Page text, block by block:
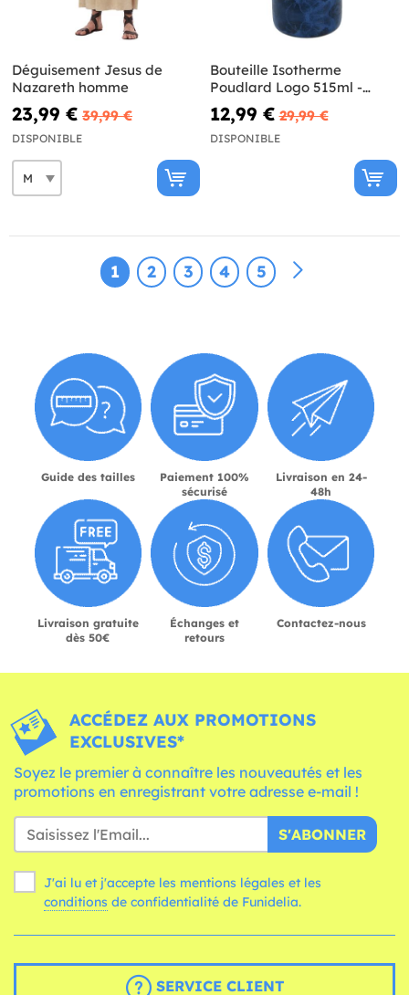
Déguisement Jesus de
Nazareth homme
23,99 € 39,99 €
DISPONIBLE
Bouteille Isotherme
Poudlard Logo 515ml -
Harry Potter
12,99 € 29,99 €
DISPONIBLE
1 2 3 4 5
Guide des tailles
Paiement 100%
sécurisé
Livraison en 24-
48h
Livraison gratuite
dès 50€
Échanges et
retours
Contactez-nous
ACCÉDEZ AUX PROMOTIONS
EXCLUSIVES*
Soyez le premier à connaître les nouveautés et les
promotions en enregistrant votre adresse e-mail !
S'ABONNER
J'ai lu et j'accepte les mentions légales et les
conditions de confidentialité de Funidelia.
SERVICE CLIENT